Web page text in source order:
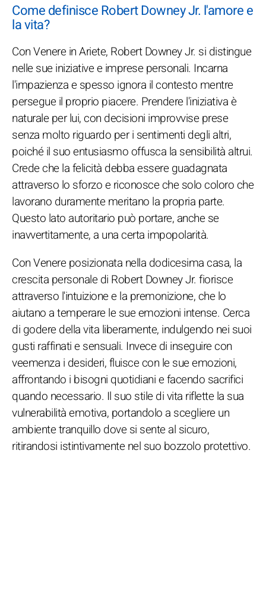
Come definisce Robert Downey Jr. l'amore e
la vita?
Con Venere in Ariete, Robert Downey Jr. si distingue
nelle sue iniziative e imprese personali. Incarna
l'impazienza e spesso ignora il contesto mentre
persegue il proprio piacere. Prendere l'iniziativa è
naturale per lui, con decisioni improvvise prese
senza molto riguardo per i sentimenti degli altri,
poiché il suo entusiasmo offusca la sensibilità altrui.
Crede che la felicità debba essere guadagnata
attraverso lo sforzo e riconosce che solo coloro che
lavorano duramente meritano la propria parte.
Questo lato autoritario può portare, anche se
inavvertitamente, a una certa impopolarità.
Con Venere posizionata nella dodicesima casa, la
crescita personale di Robert Downey Jr. fiorisce
attraverso l'intuizione e la premonizione, che lo
aiutano a temperare le sue emozioni intense. Cerca
di godere della vita liberamente, indulgendo nei suoi
gusti raffinati e sensuali. Invece di inseguire con
veemenza i desideri, fluisce con le sue emozioni,
affrontando i bisogni quotidiani e facendo sacrifici
quando necessario. Il suo stile di vita riflette la sua
vulnerabilità emotiva, portandolo a scegliere un
ambiente tranquillo dove si sente al sicuro,
ritirandosi istintivamente nel suo bozzolo protettivo.